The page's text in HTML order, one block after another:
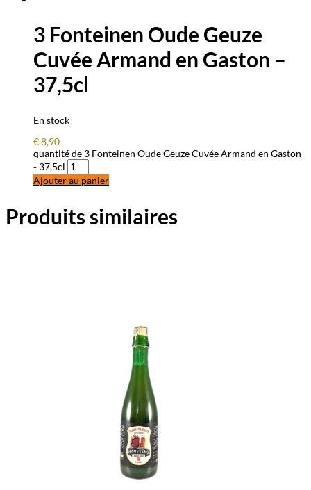
3 Fonteinen Oude Geuze
Cuvée Armand en Gaston –
37,5cl
En stock
€8,90
quantité de 3 Fonteinen Oude Geuze Cuvée Armand en Gaston
- 37,5cl
Ajouter au panier
Produits similaires